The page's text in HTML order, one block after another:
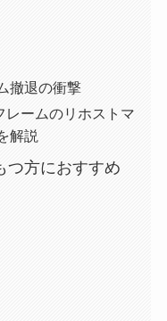
撤退の衝撃
レームのリホストマ
解説
つ方におすすめ